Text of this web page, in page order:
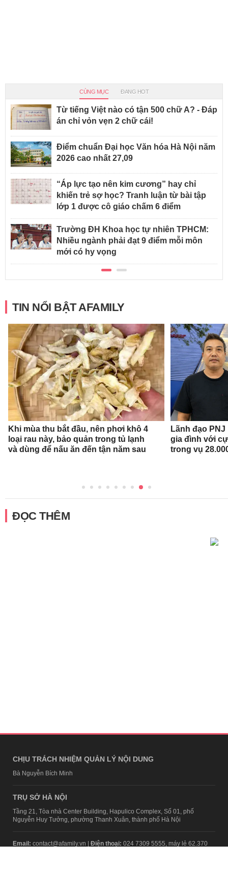
CÙNG MỤC ĐANG HOT
Từ tiếng Việt nào có tận 500 chữ A? - Đáp
án chỉ vỏn vẹn 2 chữ cái!
Điểm chuẩn Đại học Văn hóa Hà Nội năm
2026 cao nhất 27,09
“Áp lực tạo nên kim cương” hay chỉ
khiến trẻ sợ học? Tranh luận từ bài tập
lớp 1 được cô giáo chấm 6 điểm
Trường ĐH Khoa học tự nhiên TPHCM:
Nhiều ngành phải đạt 9 điểm mỗi môn
mới có hy vọng
TIN NỔI BẬT AFAMILY
Khi mùa thu bắt đầu, nên phơi khô 4
loại rau này, bảo quản trong tủ lạnh
và dùng để nấu ăn đến tận năm sau
Lãnh đạo
gia đình với
trong vụ
ĐỌC THÊM
CHỊU TRÁCH NHIỆM QUẢN LÝ NỘI DUNG
Bà Nguyễn Bích Minh
TRỤ SỞ HÀ NỘI
Tầng 21, Tòa nhà Center Building, Hapulico Complex, Số 01, phố
Nguyễn Huy Tưởng, phường Thanh Xuân, thành phố Hà Nội
Email: contact@afamily.vn | Điện thoại: 024 7309 5555, máy lẻ 62.370